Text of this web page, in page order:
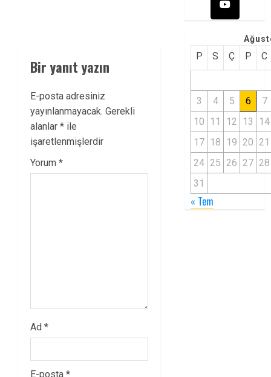
Bir yanıt yazın
E-posta adresiniz
yayınlanmayacak. Gerekli
alanlar * ile
işaretlenmişlerdir
Yorum *
Ad *
E-posta *
P S Ç P C
3 4 5 6
7
10 11 12 13
14
17 18 19 20 21
24 25 26 27 28
31
« Tem